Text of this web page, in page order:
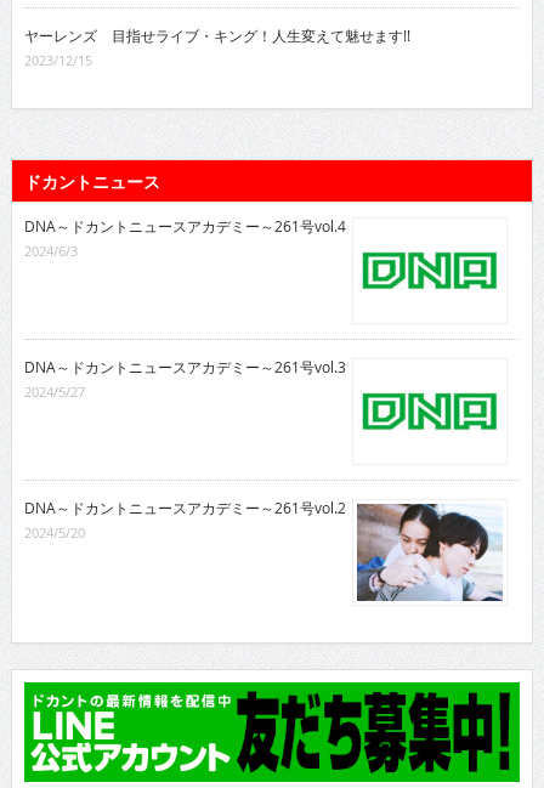
ヤーレンズ 目指せライブ・キング！人生変えて魅せます!!
2023/12/15
ドカントニュース
DNA～ドカントニュースアカデミー～261号vol.4
2024/6/3
DNA～ドカントニュースアカデミー～261号vol.3
2024/5/27
DNA～ドカントニュースアカデミー～261号vol.2
2024/5/20